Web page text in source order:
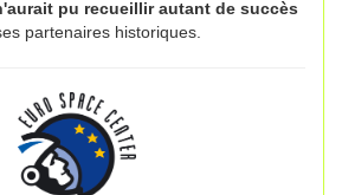
pu recueillir autant de succès
partenaires historiques.